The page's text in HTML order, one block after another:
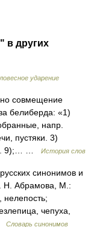
в других
ударение
совмещение
белиберда: «1)
напр.
пустяки. 3)
с. 9);… …
История слов
синонимов и
Н. Абрамова, М.:
нелепость;
чепуха,
Словарь синонимов